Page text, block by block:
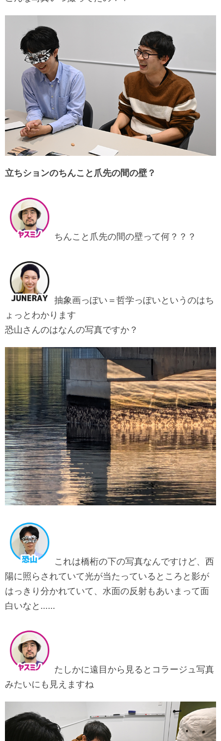
立ちションのちんこと爪先の間の壁？
ちんこと爪先の間の壁って何？？？
抽象画っぽい＝哲学っぽいというのはち
ょっとわかります
恐山さんのはなんの写真ですか？
これは橋桁の下の写真なんですけど、西
陽に照らされていて光が当たっているところと影が
はっきり分かれていて、水面の反射もあいまって面
白いなと……
たしかに遠目から見るとコラージュ写真
みたいにも見えますね